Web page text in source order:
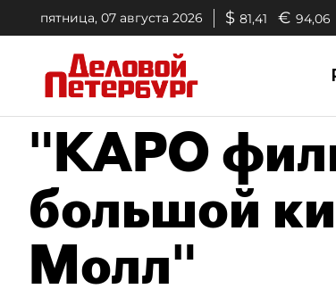
пятница, 07 августа 2026 $ 81,41 € 94,06
"КАРО
большой
Молл"